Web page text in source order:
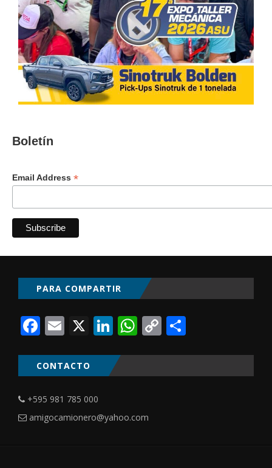
Boletín
Email Address *
PARA COMPARTIR
Facebook
Email
X LinkedIn
WhatsApp
Copy
CONTACTO
+595 981 785 000
amigocamionero@yahoo.com